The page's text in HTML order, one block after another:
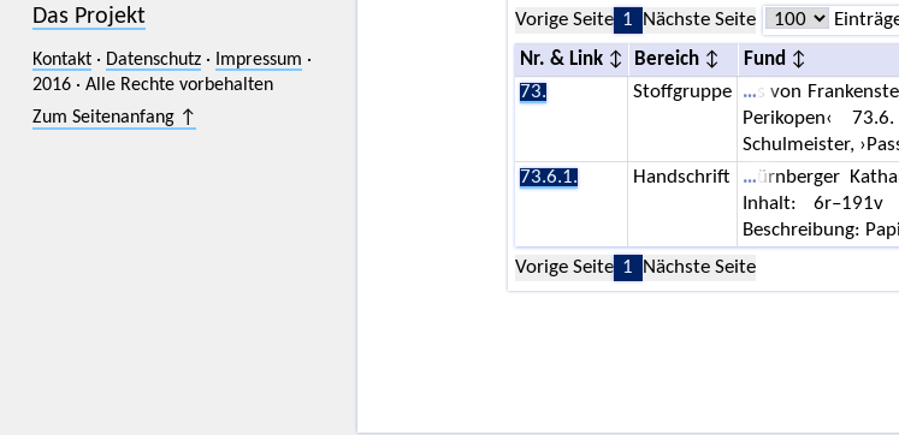
Das Projekt
Kontakt· Datenschutz· Impressum ·
2016 · Alle Rechte vorbehalten
Zum Seitenanfang ↑
Vorige Seite 1 Nächste Seite
Nr. & Link Bereich
Fund
73.
Stoffgruppe
s von
Perikopen‹
Schulmeister,
73.6.1.
Handschrift
ürnberger
Inhalt: 6r–191v
Beschreibung:
Vorige Seite 1 Nächste Seite